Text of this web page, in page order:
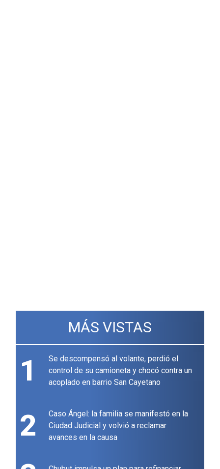
MÁS VISTAS
1
Se descompensó al volante, perdió el
control de su camioneta y chocó contra un
acoplado en barrio San Cayetano
2
Caso Ángel: la familia se manifestó en la
Ciudad Judicial y volvió a reclamar
avances en la causa